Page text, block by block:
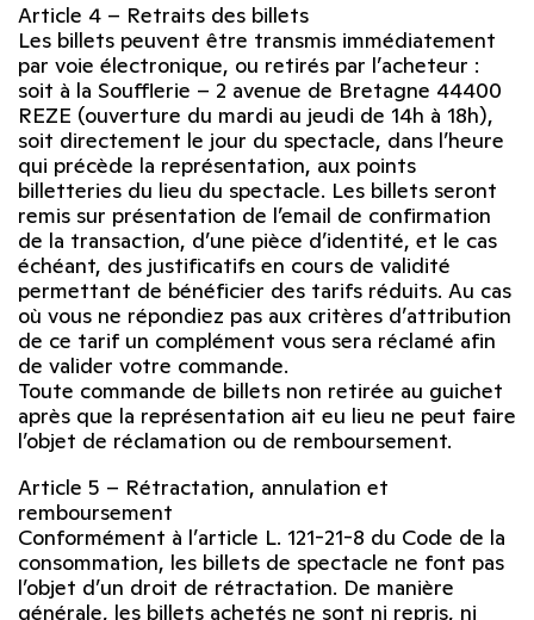
Article 4 – Retraits des billets
Les billets peuvent être transmis immédiatement
par voie électronique, ou retirés par l’acheteur :
soit à la Soufflerie – 2 avenue de Bretagne 44400
REZE (ouverture du mardi au jeudi de 14h à 18h),
soit directement le jour du spectacle, dans l’heure
qui précède la représentation, aux points
billetteries du lieu du spectacle. Les billets seront
remis sur présentation de l’email de confirmation
de la transaction, d’une pièce d’identité, et le cas
échéant, des justificatifs en cours de validité
permettant de bénéficier des tarifs réduits. Au cas
où vous ne répondiez pas aux critères d’attribution
de ce tarif un complément vous sera réclamé afin
de valider votre commande.
Toute commande de billets non retirée au guichet
après que la représentation ait eu lieu ne peut faire
l’objet de réclamation ou de remboursement.
Article 5 – Rétractation, annulation et
remboursement
Conformément à l’article L. 121-21-8 du Code de la
consommation, les billets de spectacle ne font pas
l’objet d’un droit de rétractation. De manière
générale, les billets achetés ne sont ni repris, ni